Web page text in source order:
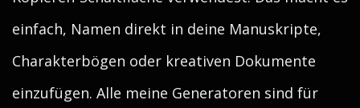
einfach, Namen direkt in deine Manuskripte,
Charakterbögen oder kreativen Dokumente
einzufügen. Alle meine Generatoren sind für